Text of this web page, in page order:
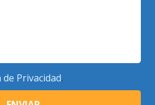
de Privacidad.